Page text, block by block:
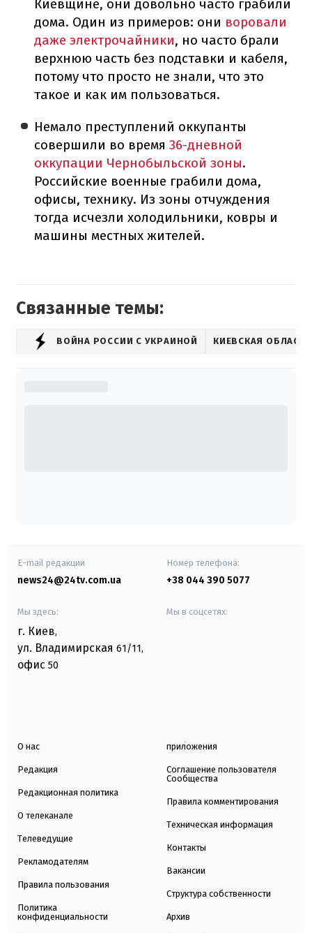
Киевщине, они довольно часто грабили
дома. Один из примеров: они воровали
даже электрочайники, но часто брали
верхнюю часть без подставки и кабеля,
потому что просто не знали, что это
такое и как им пользоваться.
Немало преступлений оккупанты
совершили во время36-дневной
оккупации Чернобыльской зоны.
Российские военные грабили дома,
офисы, технику. Из зоны отчуждения
тогда исчезли холодильники, ковры и
машины местных жителей.
Связанные темы:
ВОЙНА РОССИИ С УКРАИНОЙ КИЕВСКАЯ ОБЛАСТЬ
E-mail редакции
news24@24tv.com.ua
Номер телефона:
+38 044 390 5077
Мы здесь:
г. Киев,
ул. Владимирская 61/11,
офис 50
Мы в соцсетях:
О нас
Редакция
Редакционная политика
О телеканале
Телеведущие
Рекламодателям
Правила пользования
Политика
конфиденциальности
приложения
Соглашение пользователя
Сообщества
Правила комментирования
Техническая информация
Контакты
Вакансии
Структура собственности
Архив